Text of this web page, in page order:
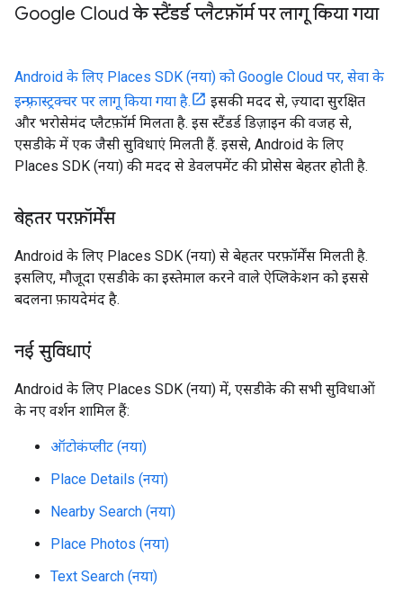
Google Cloud के स्टैंडर्ड प्लैटफ़ॉर्म पर लागू किया गया
Android के लिए Places SDK (नया) को Google Cloud पर, सेवा के
इन्फ़्रास्ट्रक्चर पर लागू किया गया है.
इसकी मदद से, ज़्यादा सुरक्षित
और भरोसेमंद प्लैटफ़ॉर्म मिलता है. इस स्टैंडर्ड डिज़ाइन की वजह से,
एसडीके में एक जैसी सुविधाएं मिलती हैं. इससे, Android के लिए
Places SDK (नया) की मदद से डेवलपमेंट की प्रोसेस बेहतर होती है.
बेहतर परफ़ॉर्मेंस
Android के लिए Places SDK (नया) से बेहतर परफ़ॉर्मेंस मिलती है.
इसलिए, मौजूदा एसडीके का इस्तेमाल करने वाले ऐप्लिकेशन को इससे
बदलना फ़ायदेमंद है.
नई सुविधाएं
Android के लिए Places SDK (नया) में, एसडीके की सभी सुविधाओं
के नए वर्शन शामिल हैं:
ऑटोकंप्लीट (नया)
Place Details (नया)
Nearby Search (नया)
Place Photos (नया)
Text Search (नया)